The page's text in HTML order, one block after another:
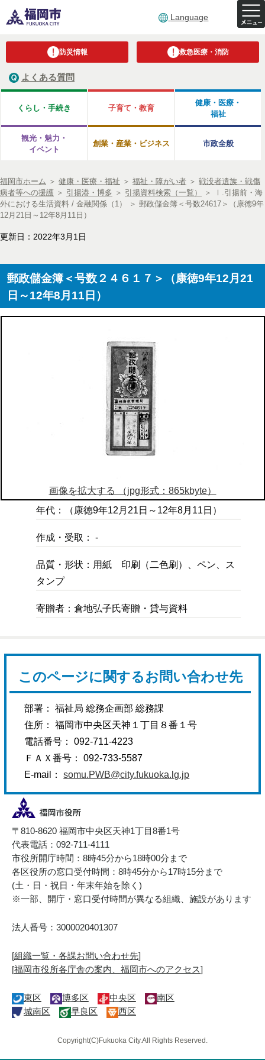
Language
防災情報 救急医療・消防
よくある質問
くらし・手続き 子育て・教育
健康・医療・
福祉
観光・魅力・
イベント
創業・産業・ビジネス 市政全般
福岡市ホーム ＞ 健康・医療・福祉 ＞ 福祉・障がい者 ＞ 戦没者遺族・戦傷
病者等への援護 ＞ 引揚港・博多 ＞ 引揚資料検索（一覧） ＞
Ⅰ.引揚前・海
外における生活資料 / 金融関係（1）
＞ 郵政儲金簿＜号数24617＞（康徳9年
12月21日～12年8月11日）
更新日：2022年3月1日
郵政儲金簿＜号数２４６１７＞（康徳9年12月21
日～12年8月11日）
画像を拡大する （jpg形式：865kbyte）
年代：（康徳9年12月21日～12年8月11日）
作成・受取： -
品質・形状：用紙 印刷（二色刷）、ペン、ス
タンプ
寄贈者：倉地弘子氏寄贈・貸与資料
このページに関するお問い合わせ先
部署： 福祉局 総務企画部 総務課
住所： 福岡市中央区天神１丁目８番１号
電話番号： 092-711-4223
ＦＡＸ番号： 092-733-5587
E-mail：somu.PWB@city.fukuoka.lg.jp
〒810-8620 福岡市中央区天神1丁目8番1号
代表電話：092-711-4111
市役所開庁時間：8時45分から18時00分まで
各区役所の窓口受付時間：8時45分から17時15分まで
(土・日・祝日・年末年始を除く)
※一部、開庁・窓口受付時間が異なる組織、施設があります
法人番号：3000020401307
[組織一覧・各課お問い合わせ先]
[福岡市役所各庁舎の案内、福岡市へのアクセス]
東区 博多区 中央区
南区
城南区
早良区 西区
Copyright(C)Fukuoka City.All Rights Reserved.